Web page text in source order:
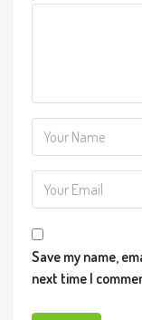
Save my name,
next time I